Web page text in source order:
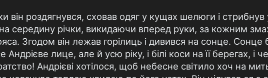
вiн роздягнувся, сховав одяг у кущах шелюги i стрибнув
середину рiчки, викидаючи вперед руки, за кожним
Згодом вiн лежав горiлиць i дивився на сонце. Сонце
Андрiєве лице, але й усю рiку, i бiлi коси на її берегах, i
Андрiєвi хотiлося, щоб небесне свiтило хоч на